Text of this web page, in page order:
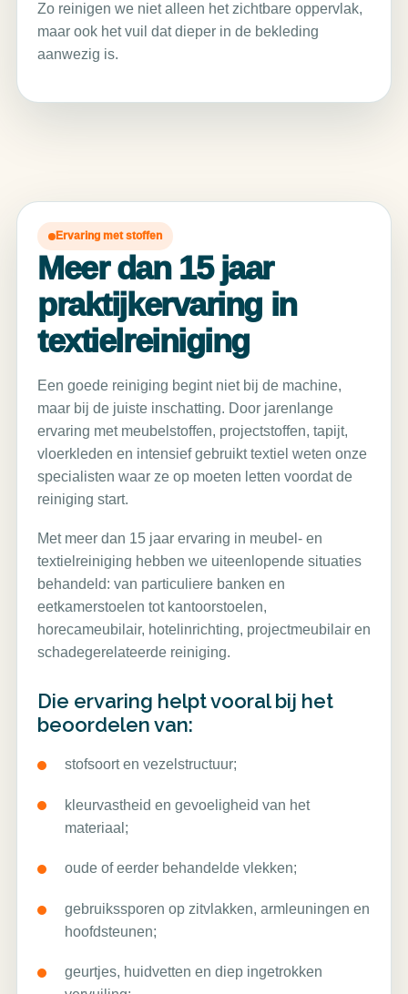
Zo reinigen we niet alleen het zichtbare oppervlak,
maar ook het vuil dat dieper in de bekleding
aanwezig is.
Ervaring met stoffen
Meer dan 15 jaar
praktijkervaring in
textielreiniging
Een goede reiniging begint niet bij de machine,
maar bij de juiste inschatting. Door jarenlange
ervaring met meubelstoffen, projectstoffen, tapijt,
vloerkleden en intensief gebruikt textiel weten onze
specialisten waar ze op moeten letten voordat de
reiniging start.
Met meer dan 15 jaar ervaring in meubel- en
textielreiniging hebben we uiteenlopende situaties
behandeld: van particuliere banken en
eetkamerstoelen tot kantoorstoelen,
horecameubilair, hotelinrichting, projectmeubilair en
schadegerelateerde reiniging.
Die ervaring helpt vooral bij het
beoordelen van:
stofsoort en vezelstructuur;
kleurvastheid en gevoeligheid van het
materiaal;
oude of eerder behandelde vlekken;
gebruikssporen op zitvlakken, armleuningen en
hoofdsteunen;
geurtjes, huidvetten en diep ingetrokken